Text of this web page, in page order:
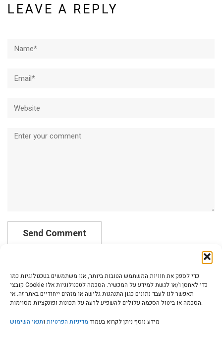
כדי לספק את חוויות המשתמש הטובות ביותר, אנו משתמשים בטכנולוגיות כמו
קובצי Cookie כדי לאחסן ו/או לגשת למידע על המכשיר. הסכמה לטכנולוגיות אלו
תאפשר לנו לעבד נתונים כגון התנהגות גלישה או מזהים ייחודיים באתר זה. אי
הסכמה או ביטול הסכמה עלולים להשפיע לרעה על תכונות ופונקציות מסוימות.
מידע נוסף ניתן לקרוא בעמוד מדיניות הפרטיות ותנאי השימוש
LEAVE A REPLY
Comment
הצהרת נגישות | Accessibility